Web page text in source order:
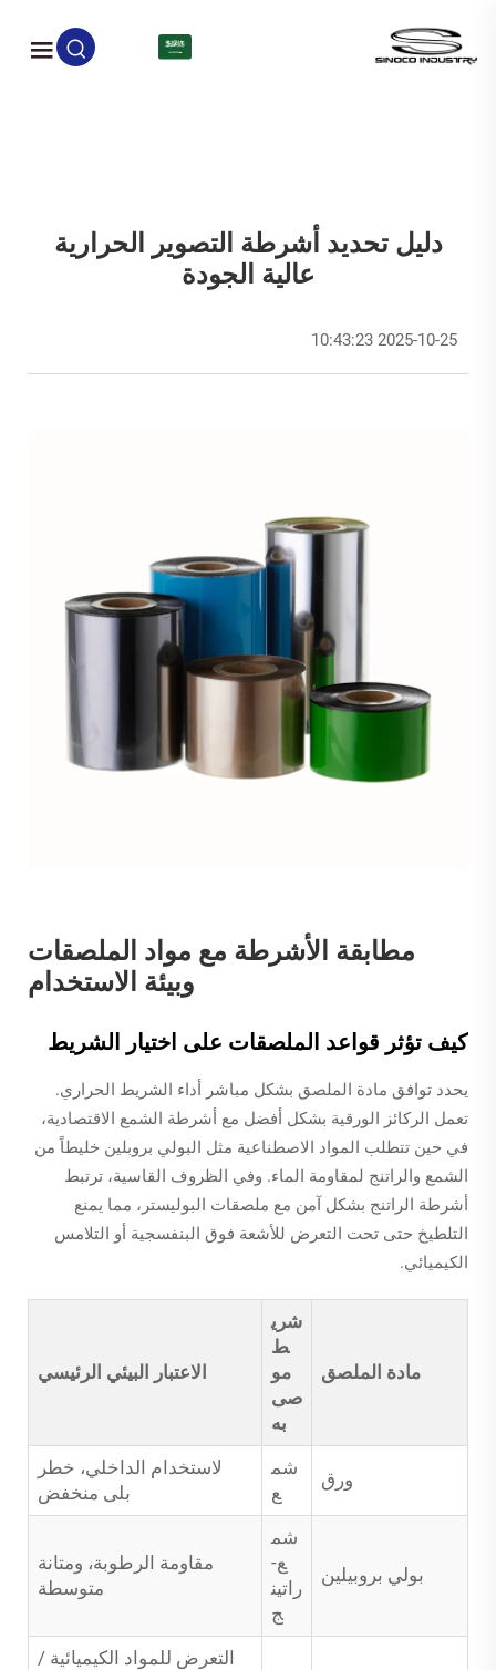
دليل تحديد أشرطة التصوير الحرارية
عالية الجودة
2025-10-25 10:43:23
مطابقة الأشرطة مع مواد الملصقات
وبيئة الاستخدام
كيف تؤثر قواعد الملصقات على اختيار الشريط
يحدد توافق مادة الملصق بشكل مباشر أداء الشريط الحراري.
تعمل الركائز الورقية بشكل أفضل مع أشرطة الشمع الاقتصادية،
في حين تتطلب المواد الاصطناعية مثل البولي بروبلين خليطاً من
الشمع والراتنج لمقاومة الماء. وفي الظروف القاسية، ترتبط
أشرطة الراتنج بشكل آمن مع ملصقات البوليستر، مما يمنع
التلطيخ حتى تحت التعرض للأشعة فوق البنفسجية أو التلامس
الكيميائي.
مادة الملصق
شري
ط
مو
صى
به
الاعتبار البيئي الرئيسي
ورق
شم
ع
لاستخدام الداخلي، خطر
بلى منخفض
بولي بروبيلين
شم
ع-
راتين
ج
مقاومة الرطوبة، ومتانة
متوسطة
التعرض للمواد الكيميائية /